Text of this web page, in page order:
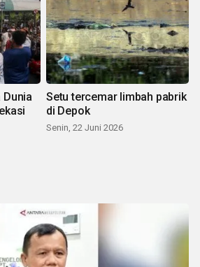
Dunia
Setu tercemar limbah pabrik
di Depok
Senin, 22 Juni 2026